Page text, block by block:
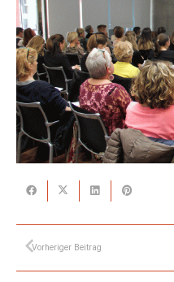
Vorheriger Beitrag